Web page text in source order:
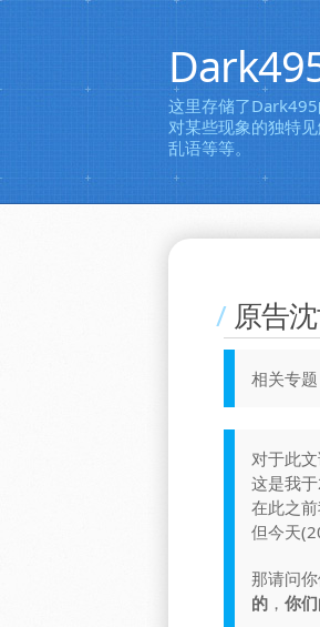
这里存储了Dark495
对某些现象的独特
乱语等等。
原告
相关专题
对于此文
这是我
在此之
但今天
那请问
的 ， 你